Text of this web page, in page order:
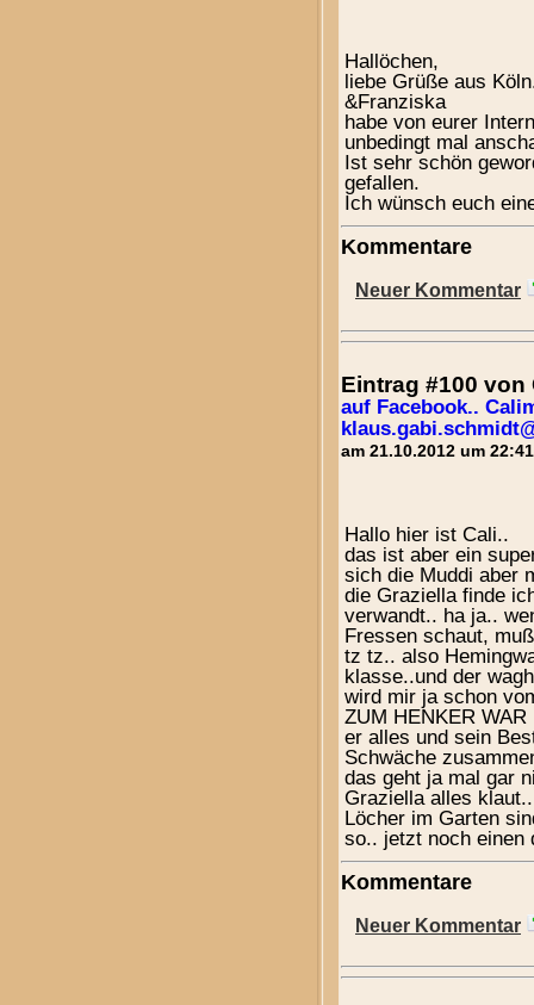
Hallöchen,
liebe Grüße aus
&Franziska
habe von eurer
unbedingt mal
Ist sehr schön
gefallen.
Ich wünsch euch
Kommentare
Neuer Kommentar
Eintrag #100
auf Facebook..
am 21.10.2012 um
Hallo hier ist Cali..
das ist aber ein
sich die Muddi aber
die Graziella finde
verwandt.. ha ja..
Fressen schaut,
tz tz.. also
klasse..und der
wird mir ja schon
ZUM HENKER
er alles und sein
Schwäche
das geht ja mal gar
Graziella alles
Löcher im Garten
so.. jetzt noch einen
Kommentare
Neuer Kommentar